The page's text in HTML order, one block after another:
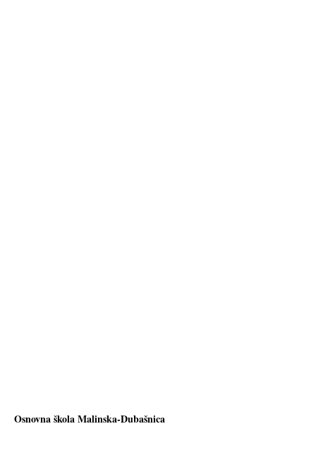
Osnovna škola Malinska-Dubašnica